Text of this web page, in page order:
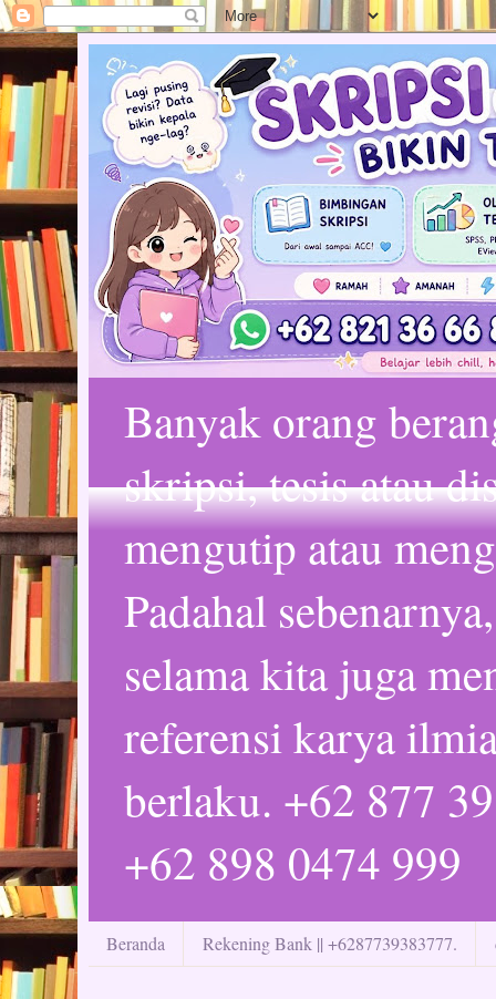
Banyak orang
skripsi, tesis atau
mengutip atau
Padahal
selama kita juga
referensi karya
berlaku. +62 877
+62 898 0474 999
Beranda Rekening Bank || +6287739383777.